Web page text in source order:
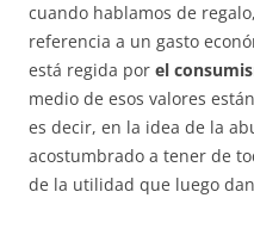
cuando hablamos de
referencia a un gasto
está regida por el
medio de esos valores
es decir, en la idea de la
acostumbrado a tener de
de la utilidad que luego